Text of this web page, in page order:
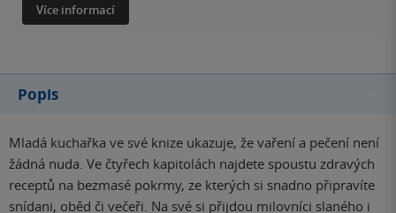
Více informací
Popis
Mladá kuchařka ve své knize ukazuje, že vaření a pečení není
žádná nuda. Ve čtyřech kapitolách najdete spoustu zdravých
receptů na bezmasé pokrmy, ze kterých si snadno připravíte
snídani, oběd či večeři. Na své si přijdou milovníci slaného i